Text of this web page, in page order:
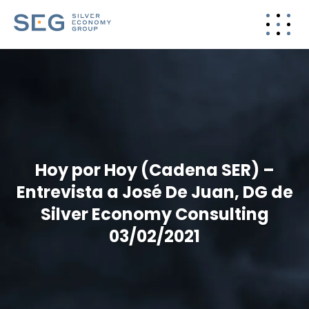
Hoy por Hoy (Cadena SER) –
Entrevista a José De Juan, DG de
Silver Economy Consulting
03/02/2021